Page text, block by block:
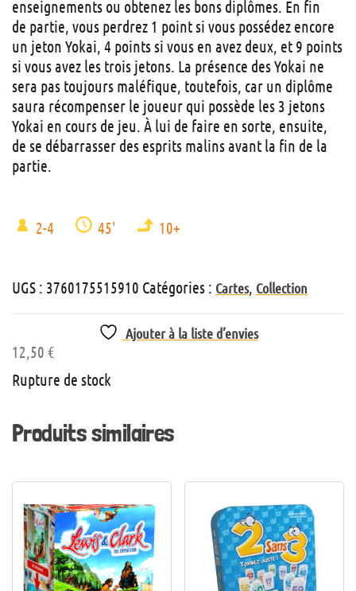
enseignements ou obtenez les bons diplômes. En fin
de partie, vous perdrez 1 point si vous possédez encore
un jeton Yokai, 4 points si vous en avez deux, et 9 points
si vous avez les trois jetons. La présence des Yokai ne
sera pas toujours maléfique, toutefois, car un diplôme
saura récompenser le joueur qui possède les 3 jetons
Yokai en cours de jeu. À lui de faire en sorte, ensuite,
de se débarrasser des esprits malins avant la fin de la
partie.
2-4 45' 10+
UGS : 3760175515910 Catégories : Cartes, Collection
Ajouter à la liste d’envies
12,50 €
Rupture de stock
Produits similaires